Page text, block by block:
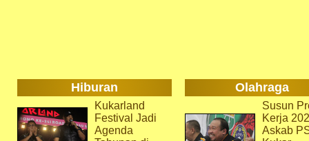
Hiburan Olahraga
Kukarland
Festival Jadi
Agenda
Susun
Kerja
Askab